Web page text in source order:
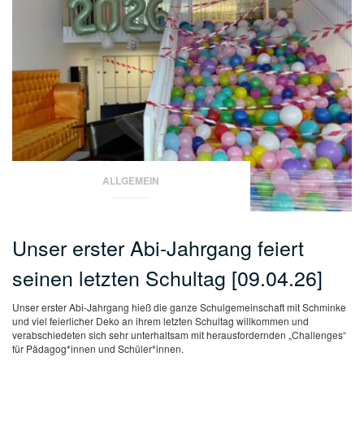
ALLGEMEIN
Unser erster Abi-Jahrgang feiert
seinen letzten Schultag [09.04.26]
Unser erster Abi-Jahrgang hieß die ganze Schulgemeinschaft mit Schminke
und viel feierlicher Deko an ihrem letzten Schultag willkommen und
verabschiedeten sich sehr unterhaltsam mit herausfordernden „Challenges“
für Pädagog*innen und Schüler*innen.